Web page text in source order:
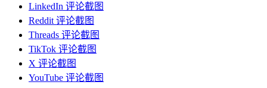
LinkedIn 评论截图
Reddit 评论截图
Threads 评论截图
TikTok 评论截图
X 评论截图
YouTube 评论截图